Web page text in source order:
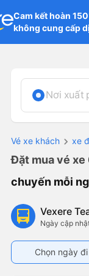
Cam kết hoàn
không cung cấp
Nơi xuất
Vé xe khách xe
Đặt mua vé xe
chuyến mỗi
Vexere
Ngày cập
Chọn ngày